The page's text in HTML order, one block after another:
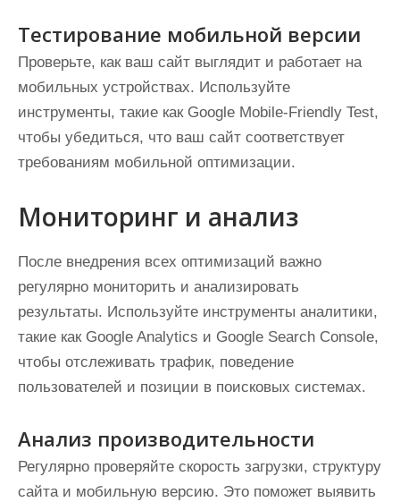
Тестирование мобильной версии
Проверьте, как ваш сайт выглядит и работает на
мобильных устройствах. Используйте
инструменты, такие как Google Mobile-Friendly Test,
чтобы убедиться, что ваш сайт соответствует
требованиям мобильной оптимизации.
Мониторинг и анализ
После внедрения всех оптимизаций важно
регулярно мониторить и анализировать
результаты. Используйте инструменты аналитики,
такие как Google Analytics и Google Search Console,
чтобы отслеживать трафик, поведение
пользователей и позиции в поисковых системах.
Анализ производительности
Регулярно проверяйте скорость загрузки, структуру
сайта и мобильную версию. Это поможет выявить